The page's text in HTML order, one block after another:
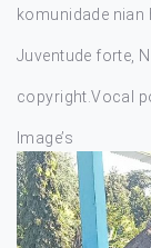
komunidade nian
Juventude forte,
copyright.Vocal
Image’s